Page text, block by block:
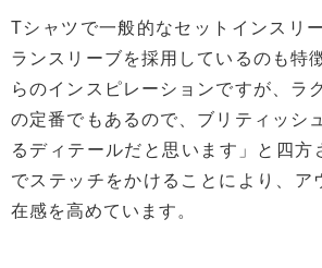
Tシャツで一般的なセットインスリ
ランスリーブを採用しているのも特
らのインスピレーションですが、ラ
の定番でもあるので、ブリティッシ
るディテールだと思います」と四方
でステッチをかけることにより、ア
在感を高めています。